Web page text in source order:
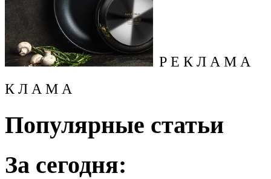
Р Е К Л А М А
К Л А М А
Популярные статьи
За сегодня: